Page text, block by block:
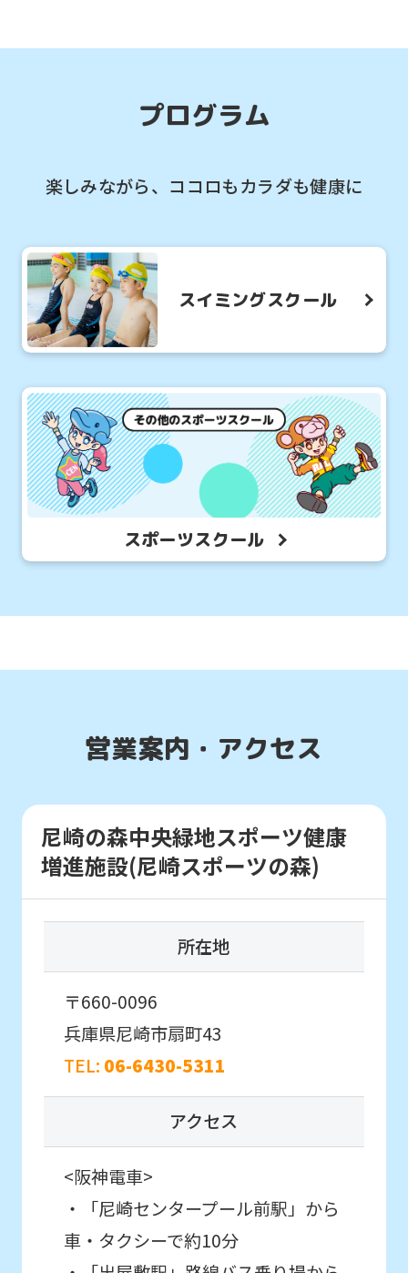
プログラム
楽しみながら、ココロもカラダも健康に
スイミングスクール
スポーツスクール
営業案内・アクセス
尼崎の森中央緑地スポーツ健康
増進施設(尼崎スポーツの森)
所在地
〒660-0096
兵庫県尼崎市扇町43
TEL: 06-6430-5311
アクセス
<阪神電車>
・「尼崎センタープール前駅」から
車・タクシーで約10分
For
foreigners
Central
Sports
official
is
translated
Click
below
(start
automatic
translation)
to
to
top
page.
However,
you
use
an